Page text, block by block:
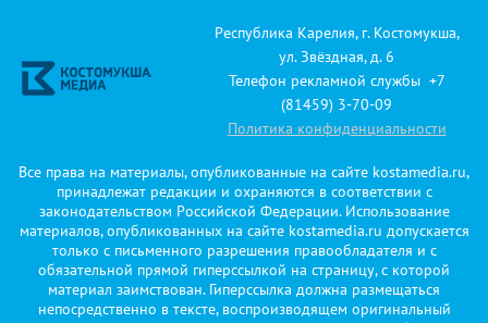
Республика Карелия, г. Костомукша,
ул. Звёздная, д. 6
Телефон рекламной службы +7
(81459) 3-70-09
Политика конфиденциальности
Все права на материалы, опубликованные на сайте kostamedia.ru,
принадлежат редакции и охраняются в соответствии с
законодательством Российской Федерации. Использование
материалов, опубликованных на сайте kostamedia.ru допускается
только с письменного разрешения правообладателя и с
обязательной прямой гиперссылкой на страницу, с которой
материал заимствован. Гиперссылка должна размещаться
непосредственно в тексте, воспроизводящем оригинальный